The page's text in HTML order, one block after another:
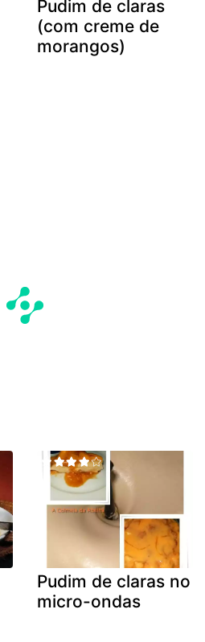
Pudim de claras
(com creme de
morangos)
Pudim de claras no
micro-ondas